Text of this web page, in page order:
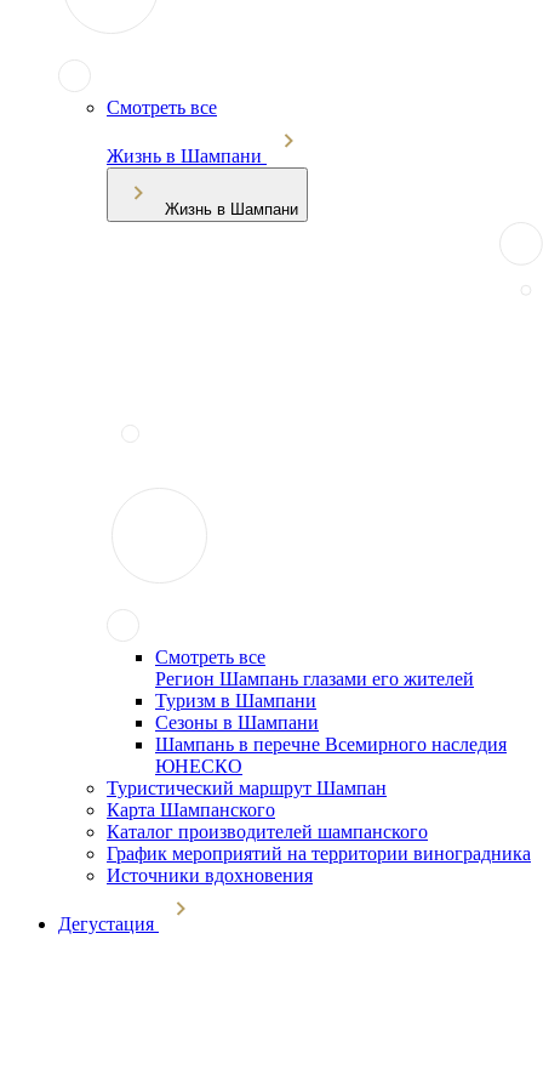
Смотреть все
Жизнь в Шампани
Жизнь в Шампани
Смотреть все
Регион Шампань глазами его жителей
Туризм в Шампани
Сезоны в Шампани
Шампань в перечне Всемирного наследия
ЮНЕСКО
Туристический маршрут Шампан
Карта Шампанского
Каталог производителей шампанского
График мероприятий на территории виноградника
Источники вдохновения
Дегустация